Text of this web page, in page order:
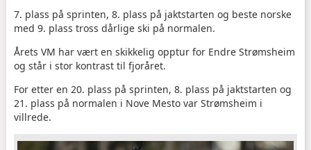
7. plass på sprinten, 8. plass på jaktstarten og beste norske
med 9. plass tross dårlige ski på normalen.
Årets VM har vært en skikkelig opptur for Endre Strømsheim
og står i stor kontrast til fjoråret.
For etter en 20. plass på sprinten, 8. plass på jaktstarten og
21. plass på normalen i Nove Mesto var Strømsheim i
villrede.